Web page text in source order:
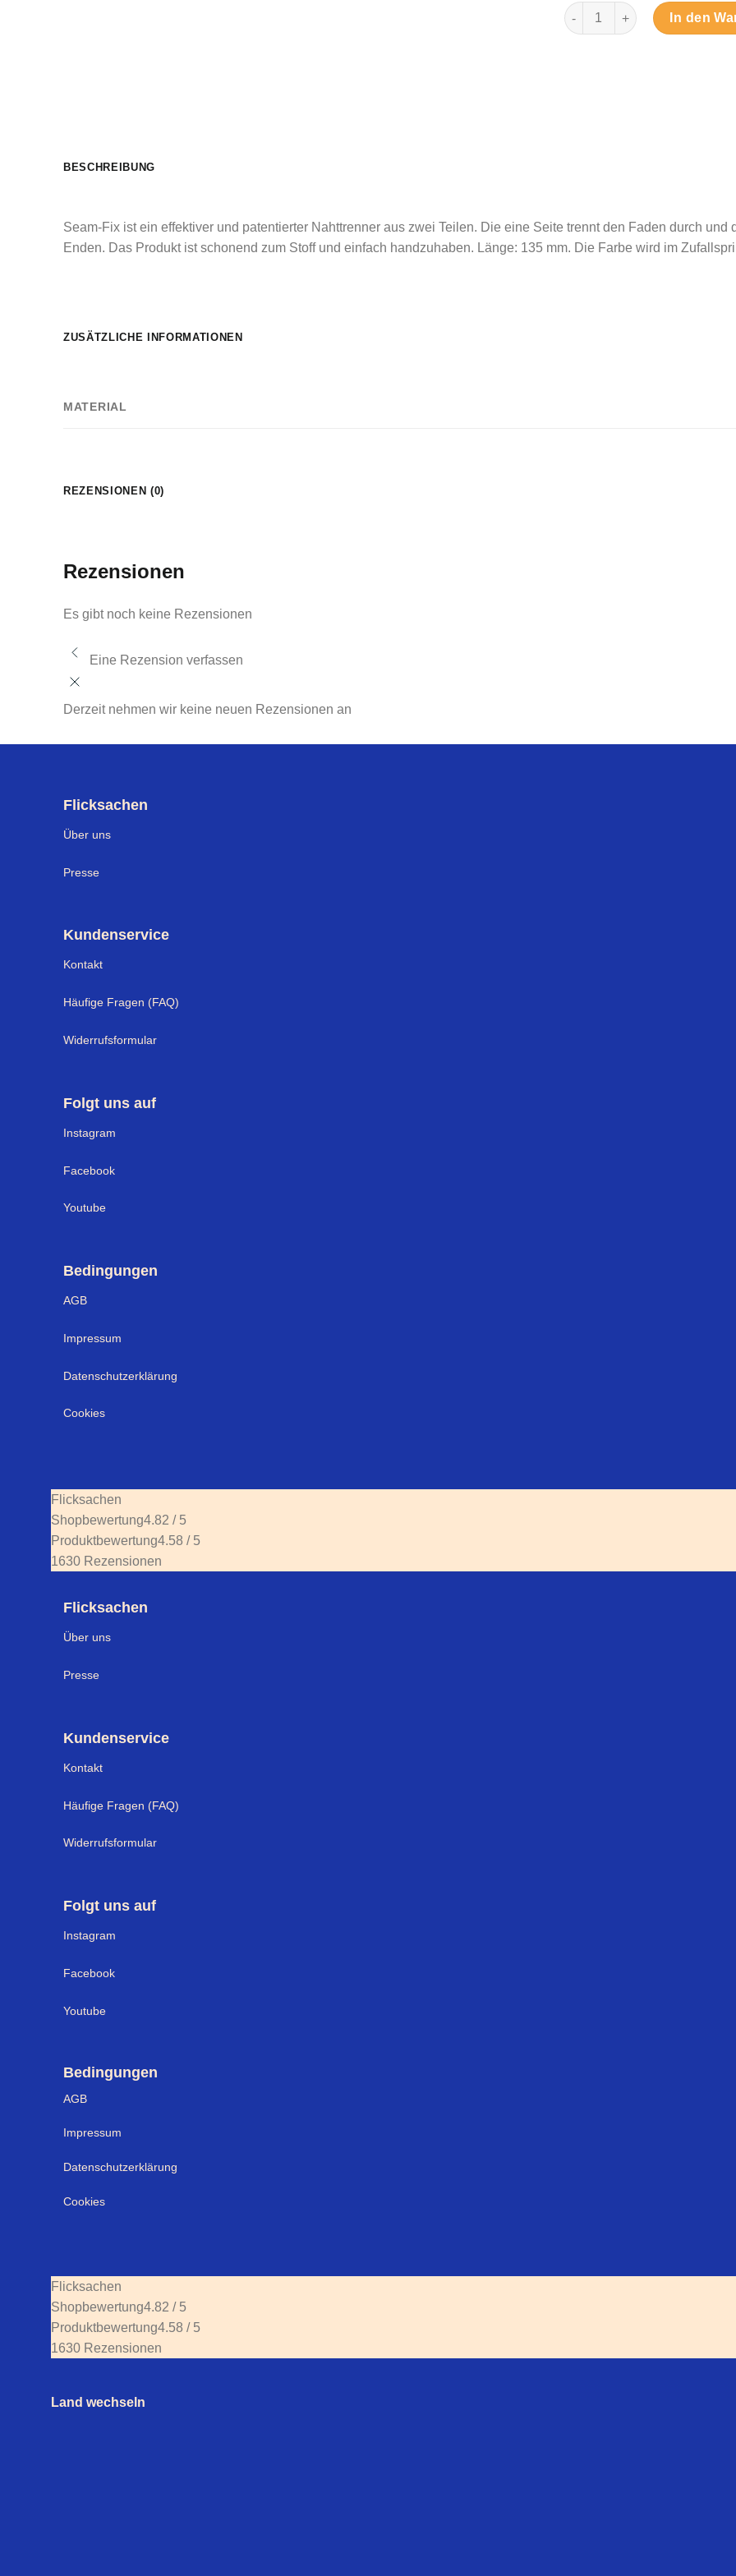
Seam-Fix - Nahttrenner Menge
In den
BESCHREIBUNG
Seam-Fix ist ein effektiver und patentierter Nahttrenner aus zwei Teilen. Die eine Seite trennt den Faden durch
Enden. Das Produkt ist schonend zum Stoff und einfach handzuhaben. Länge: 135 mm. Die Farbe wird im
ZUSÄTZLICHE INFORMATIONEN
MATERIAL
REZENSIONEN (0)
Rezensionen
Es gibt noch keine Rezensionen
Eine Rezension verfassen
Derzeit nehmen wir keine neuen Rezensionen an
Flicksachen
Über uns
Presse
Kundenservice
Kontakt
Häufige Fragen (FAQ)
Widerrufsformular
Folgt uns auf
Instagram
Facebook
Youtube
Bedingungen
AGB
Impressum
Datenschutzerklärung
Cookies
Flicksachen
Shopbewertung4.82 / 5
Produktbewertung4.58 / 5
1630 Rezensionen
Flicksachen
Über uns
Presse
Kundenservice
Kontakt
Häufige Fragen (FAQ)
Widerrufsformular
Folgt uns auf
Instagram
Facebook
Youtube
Bedingungen
AGB
Impressum
Datenschutzerklärung
Cookies
Flicksachen
Shopbewertung4.82 / 5
Produktbewertung4.58 / 5
1630 Rezensionen
Land wechseln